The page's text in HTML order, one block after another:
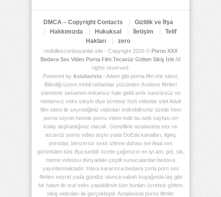
DMCA – Copyright Contacts
Gizlilik ve İfşa
Hakkımızda
Hukuksal İletişim
Telif
Hakları
zero
redbillescortbayanlar.site - Copyright 2026 © Porno XXX
Bedava Sex Video Porna Film Tecavüz Götten Sikiş İzleAll
rights reserved.
Powered by Astalavista- Adam gibi porna film izle sitesi;
Bilindiği üzere mobil reklamlar yüzünden Xvideos filmleri
izlemeniz tamamen imkansız hale geldi artık sansürsüz ve
reklamsız seks izleyin diye ücretsiz hızlı videolar izlet Adult
film sitesi ile seyrettiğiniz videoları indirebilirsiniz özetle hem
porna seyret hemde pornu video indir bu web sayfası en
kolay alışkanlığınız olacak. Genellikle astalavista sex ve
tecavüz porno video arşivi yada DoEda kanalları, ilginç
pornolar, benzersiz sexk izleme dahası ise Anal sex
görüntüleri türk ifşa tumblr özetle çağımızın en iyi am, göt, sik,
meme videosu dünyadaki çeşitli sunuculardan bedava
yayınlanmaktadır. Hava kararınca bedava zorla porn sex
filmleri seyret yada gündüz olunca sabah kuşağında taş gibi
bir hatun ile oral seks yapabilirsin tüm bunları ücretsiz götten
sikiş videoları ile gerçekleştir. Astalavista porno filmler